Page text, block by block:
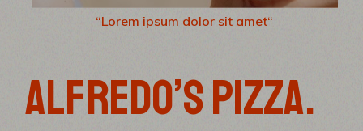
“Lorem ipsum dolor sit amet“
ALFREDO’S PIZZA.